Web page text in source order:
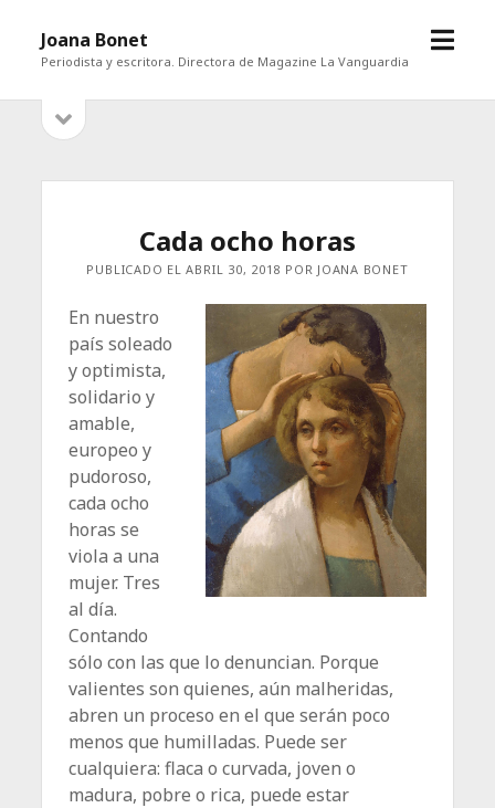
Joana Bonet
Periodista y escritora. Directora de Magazine La Vanguardia
abrir
Barrabarra
Cada ocho horas
PUBLICADO EL ABRIL 30, 2018 POR JOANA BONET
En nuestro
país soleado
y optimista,
solidario y
amable,
europeo y
pudoroso,
cada ocho
horas se
viola a una
mujer. Tres
al día.
Contando
sólo con las que lo denuncian. Porque
valientes son quienes, aún malheridas,
abren un proceso en el que serán poco
menos que humilladas. Puede ser
cualquiera: flaca o curvada, joven o
madura, pobre o rica, puede estar